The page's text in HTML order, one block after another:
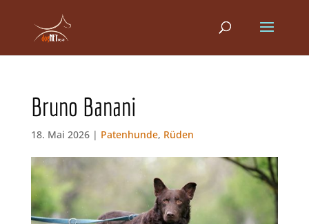
Bruno Banani
18. Mai 2026 | Patenhunde, Rüden